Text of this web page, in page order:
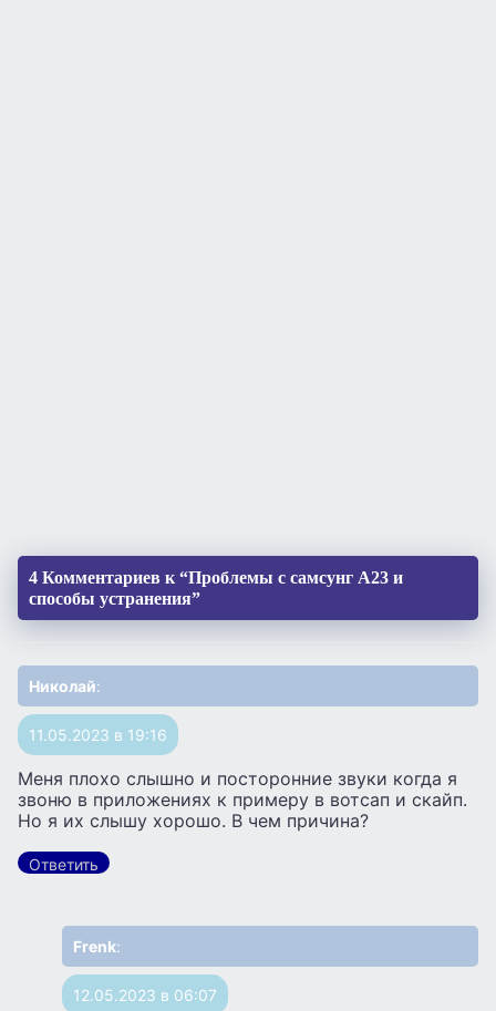
4 Комментариев к “Проблемы с самсунг А23 и
способы устранения”
Николай:
11.05.2023 в 19:16
Меня плохо слышно и посторонние звуки когда я
звоню в приложениях к примеру в вотсап и скайп.
Но я их слышу хорошо. В чем причина?
Ответить
Frenk:
12.05.2023 в 06:07